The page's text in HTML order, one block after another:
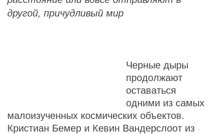
другой, причудливый мир
Черные дыры
продолжают
оставаться
одними из самых
малоизученных космических объектов.
Кристиан Бемер и Кевин Вандерслоот из